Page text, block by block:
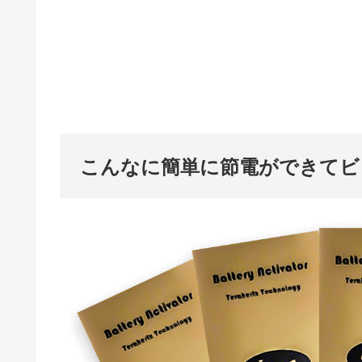
こんなに簡単に節電ができて